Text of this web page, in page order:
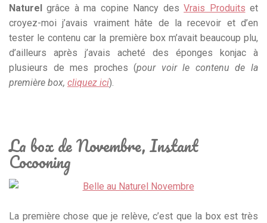
Naturel
grâce à ma copine Nancy desVrais Produits et
croyez-moi j’avais vraiment hâte de la recevoir et d’en
tester le contenu car la première box m’avait beaucoup plu,
d’ailleurs après j’avais acheté des éponges konjac à
plusieurs de mes proches (pour voir le contenu de la
première box, cliquez ici).
La box de Novembre, Instant
Cocooning
La première chose que je relève, c’est que la box est très